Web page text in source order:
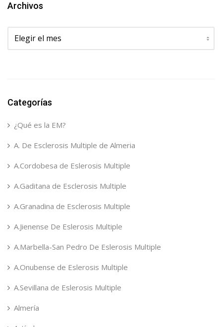
Archivos
Archivos
Categorías
¿Qué es la EM?
A. De Esclerosis Multiple de Almeria
A.Cordobesa de Eslerosis Multiple
A.Gaditana de Esclerosis Multiple
A.Granadina de Esclerosis Multiple
A.Jienense De Eslerosis Multiple
A.Marbella-San Pedro De Eslerosis Multiple
A.Onubense de Eslerosis Multiple
A.Sevillana de Eslerosis Multiple
Almería